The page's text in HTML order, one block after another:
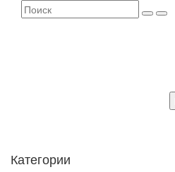
Категории